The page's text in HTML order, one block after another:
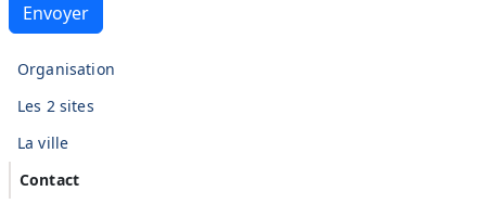
IUT DE METZ
Organisation
Les 2 sites
La ville
Contact